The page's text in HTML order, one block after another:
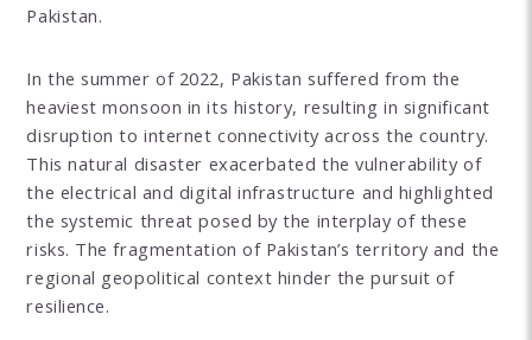
Pakistan.
In the summer of 2022, Pakistan suffered from the
heaviest monsoon in its history, resulting in significant
disruption to internet connectivity across the country.
This natural disaster exacerbated the vulnerability of
the electrical and digital infrastructure and highlighted
the systemic threat posed by the interplay of these
risks. The fragmentation of Pakistan’s territory and the
regional geopolitical context hinder the pursuit of
resilience.